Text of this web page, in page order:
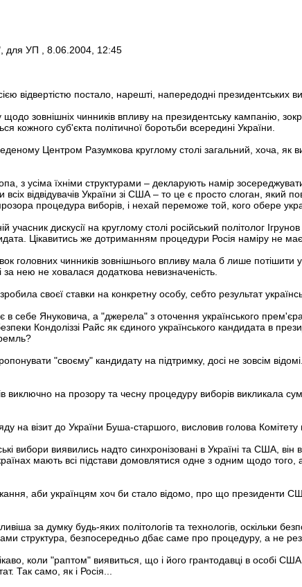
для УП , 8.06.2004, 12:45
відвертістю постало, нарешті, напередодні президентських
щодо зовнішніх чинників впливу на президентську кампанію,
кожного суб'єкта політичної боротьби всередині України.
Центром Разумкова круглому столі загальний, хоча, як
з усіма їхніми структурами – декларують намір
всіх відвідувачів України зі США – то це є просто слоган, який
процедура виборів, і нехай переможе той, кого обере
учасник дискусії на круглому столі російський політолог
Цікавитись же дотриманням процедури Росія наміру не
головних чинників зовнішнього впливу мала б лише потішити
нею не ховалася додаткова невизначеність.
своєї ставки на конкретну особу, себто результат
в себе Януковича, а "джерела" з оточення українського
Кондоліззі Райс як єдиного українського кандидата в
"своєму" кандидату на підтримку, досі не зовсім
виключно на прозору та чесну процедуру виборів викликала
на візит до України Буша-старшого, висловив голова Комітету
вибори виявились надто синхронізовані в Україні та США, він
мають всі підстави домовлятися одне з одним щодо
аби українцям хоч би стало відомо, про що президенти
за думку будь-яких політологів та технологів, оскільки
структура, безпосередньо дбає саме про процедуру, а не
коли "раптом" виявиться, що і його грантодавці в особі
Так само, як і Росія...